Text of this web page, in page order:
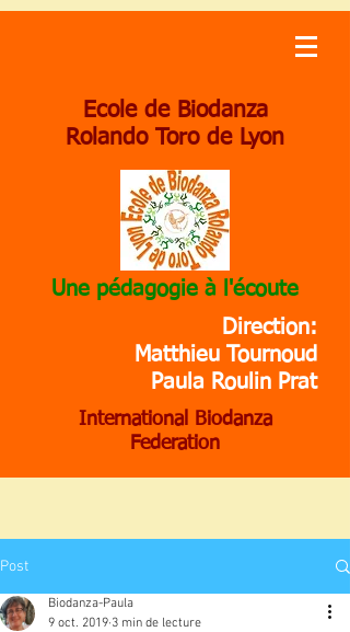
Ecole de Biodanza
Rolando Toro de Lyon
Une pédagogie à l'écoute
Direction:
Matthieu Tournoud
Paula Roulin Prat
International Biodanza
Federation
Post
Biodanza-Paula
9 oct. 2019 3 min de lecture